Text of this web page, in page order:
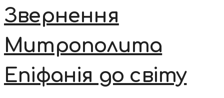
Звернення
Митрополита
Епіфанія до світу